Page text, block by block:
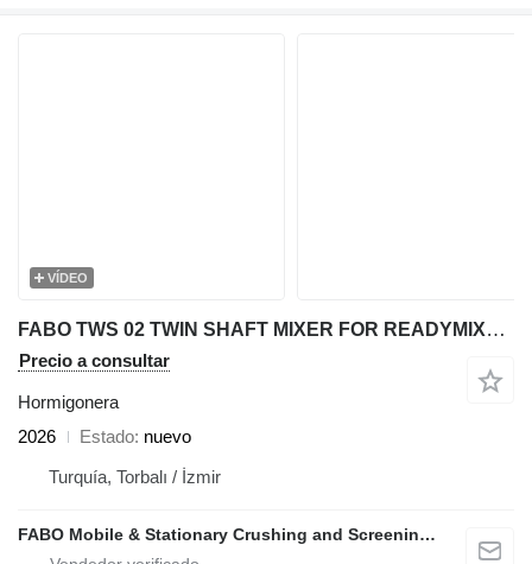
VÍDEO
FABO TWS 02 TWIN SHAFT MIXER FOR READYMIXTURE | HIGH CAPACITY
Precio a consultar
Hormigonera
2026
Estado nuevo
Turquía, Torbalı / İzmir
FABO Mobile & Stationary Crushing and Screening Plants | Concrete Batching Plants Manufacturer